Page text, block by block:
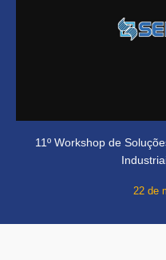
11º Workshop de
22 de